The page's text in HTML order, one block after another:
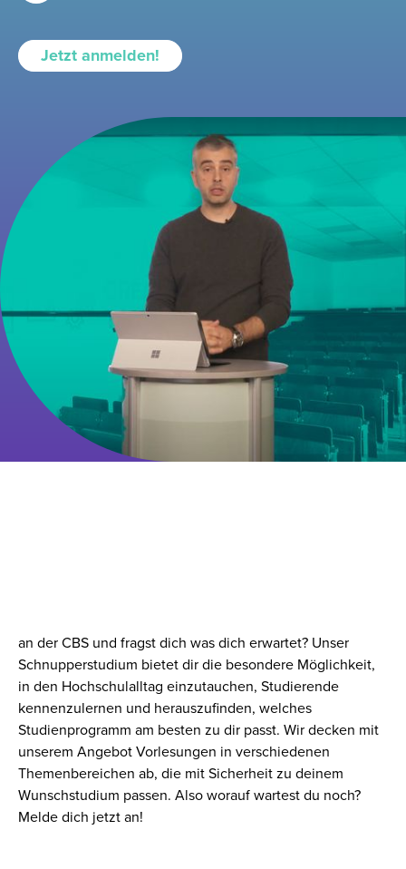
Jetzt anmelden!
an der CBS und fragst dich was dich erwartet? Unser
Schnupperstudium bietet dir die besondere Möglichkeit,
in den Hochschulalltag einzutauchen, Studierende
kennenzulernen und herauszufinden, welches
Studienprogramm am besten zu dir passt. Wir decken mit
unserem Angebot Vorlesungen in verschiedenen
Themenbereichen ab, die mit Sicherheit zu deinem
Wunschstudium passen. Also worauf wartest du noch?
Melde dich jetzt an!